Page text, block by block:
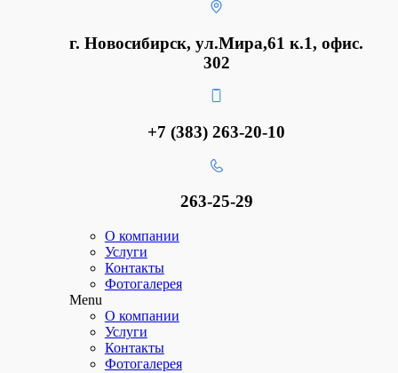
г. Новосибирск, ул.Мира,61 к.1, офис.
302
+7 (383) 263-20-10
263-25-29
О компании
Услуги
Контакты
Фотогалерея
Menu
О компании
Услуги
Контакты
Фотогалерея